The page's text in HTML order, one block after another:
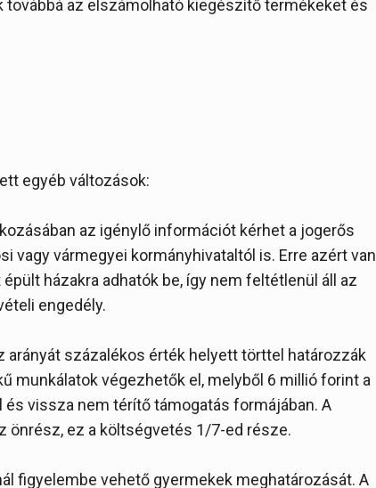
továbbá az elszámolható kiegészítő termékeket és
egyéb változások:
az igénylő információt kérhet a jogerős
vagy vármegyei kormányhivataltól is. Erre azért van
házakra adhatók be, így nem feltétlenül áll az
engedély.
százalékos érték helyett törttel határozzák
munkálatok végezhetők el, melyből 6 millió forint a
vissza nem térítő támogatás formájában. A
önrész, ez a költségvetés 1/7-ed része.
figyelembe vehető gyermekek meghatározását. A